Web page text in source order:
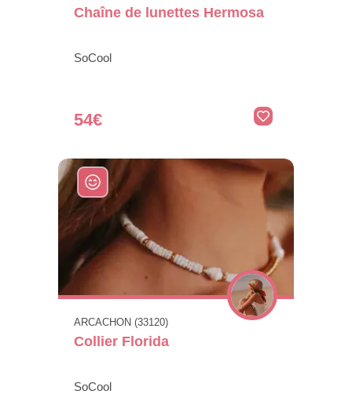
Chaîne de lunettes Hermosa
SoCool
54€
ARCACHON (33120)
Collier Florida
SoCool